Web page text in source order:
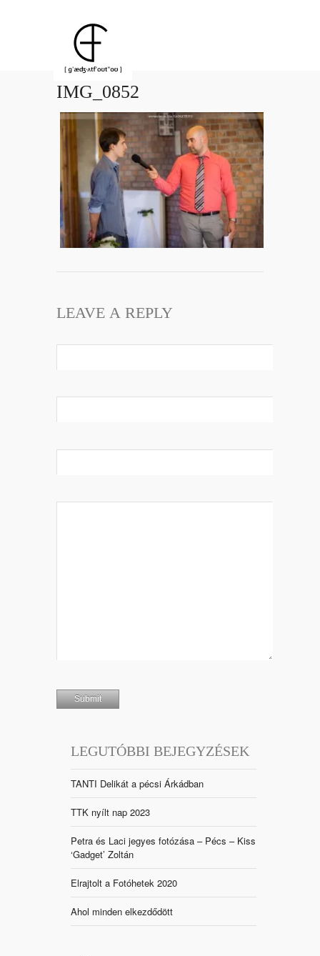
IMG_0852
LEAVE A REPLY
LEGUTÓBBI BEJEGYZÉSEK
TANTI Delikát a pécsi Árkádban
TTK nyílt nap 2023
Petra és Laci jegyes fotózása – Pécs – Kiss
‘Gadget’ Zoltán
Elrajtolt a Fotóhetek 2020
Ahol minden elkezdődött